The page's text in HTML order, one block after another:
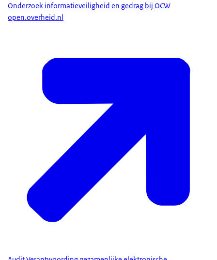
Onderzoek informatieveiligheid en gedrag bij OCW
open.overheid.nl